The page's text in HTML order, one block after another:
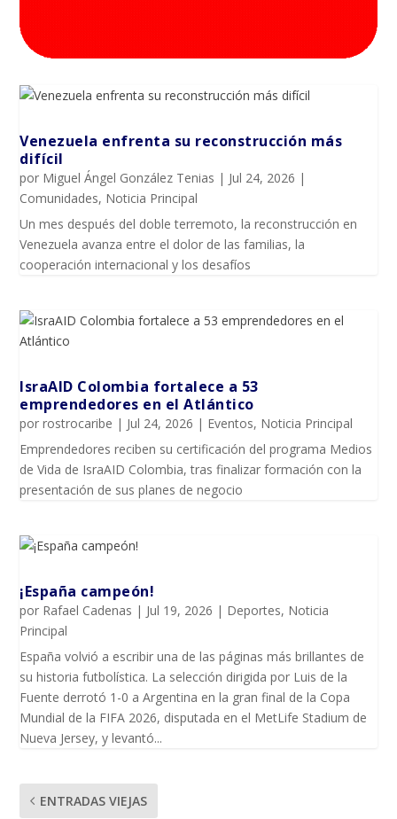
Venezuela enfrenta su reconstrucción más
difícil
por Miguel Ángel González Tenias | Jul 24, 2026 |
Comunidades, Noticia Principal
Un mes después del doble terremoto, la reconstrucción en
Venezuela avanza entre el dolor de las familias, la
cooperación internacional y los desafíos
IsraAID Colombia fortalece a 53
emprendedores en el Atlántico
porrostrocaribe | Jul 24, 2026 | Eventos, Noticia Principal
Emprendedores reciben su certificación del programa Medios
de Vida de IsraAID Colombia, tras finalizar formación con la
presentación de sus planes de negocio
¡España campeón!
por Rafael Cadenas | Jul 19, 2026 | Deportes, Noticia
Principal
España volvió a escribir una de las páginas más brillantes de
su historia futbolística. La selección dirigida por Luis de la
Fuente derrotó 1-0 a Argentina en la gran final de la Copa
Mundial de la FIFA 2026, disputada en el MetLife Stadium de
Nueva Jersey, y levantó...
ENTRADAS VIEJAS